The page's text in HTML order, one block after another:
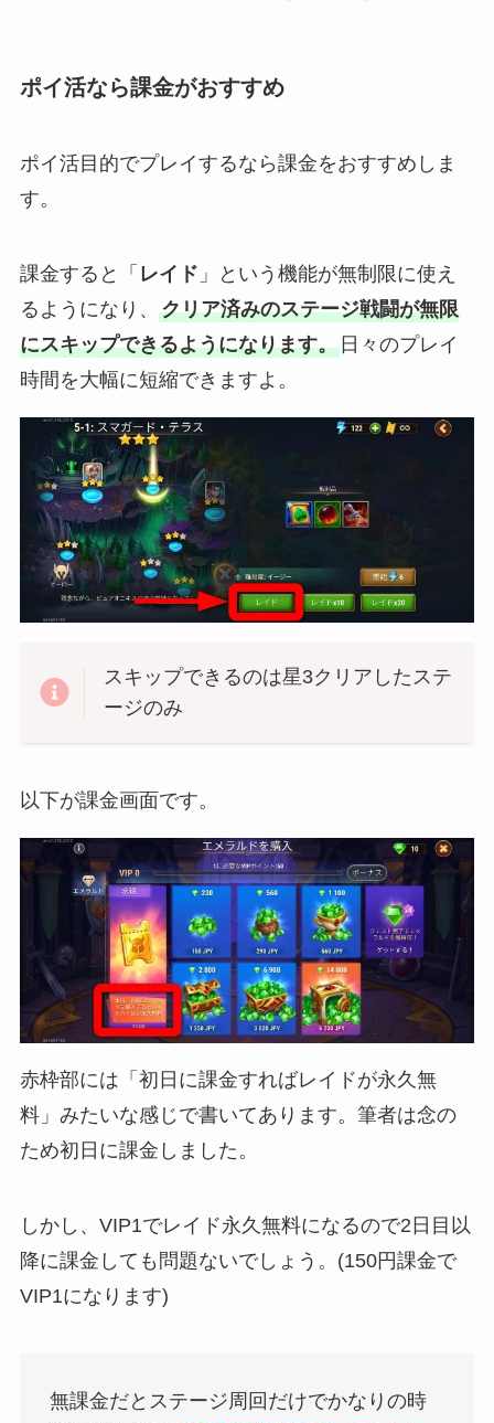
ポイ活なら課金がおすすめ
ポイ活目的でプレイするなら課金をおすすめしま
す。
課金すると「 レイド 」という機能が無制限に使え
るようになり、 クリア済みのステージ戦闘が無限
にスキップできるようになります。日々のプレイ
時間を大幅に短縮できますよ。
スキップできるのは星3クリアしたステ
ージのみ
以下が課金画面です。
赤枠部には「初日に課金すればレイドが永久無
料」みたいな感じで書いてあります。筆者は念の
ため初日に課金しました。
しかし、VIP1でレイド永久無料になるので2日目以
降に課金しても問題ないでしょう。(150円課金で
VIP1になります)
無課金だとステージ周回だけでかなりの時